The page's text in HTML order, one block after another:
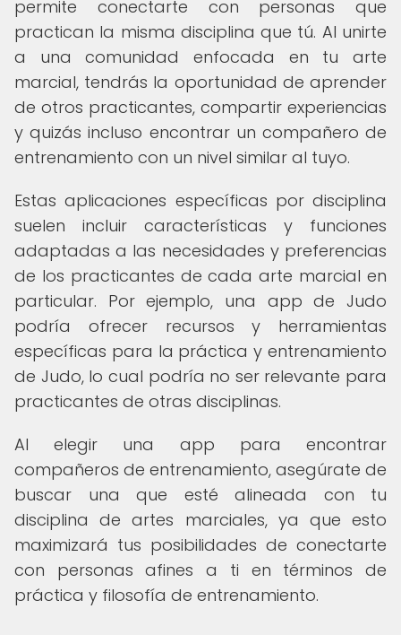
permite conectarte con personas que
practican la misma disciplina que tú. Al unirte
a una comunidad enfocada en tu arte
marcial, tendrás la oportunidad de aprender
de otros practicantes, compartir experiencias
y quizás incluso encontrar un compañero de
entrenamiento con un nivel similar al tuyo.
Estas aplicaciones específicas por disciplina
suelen incluir características y funciones
adaptadas a las necesidades y preferencias
de los practicantes de cada arte marcial en
particular. Por ejemplo, una app de Judo
podría ofrecer recursos y herramientas
específicas para la práctica y entrenamiento
de Judo, lo cual podría no ser relevante para
practicantes de otras disciplinas.
Al elegir una app para encontrar
compañeros de entrenamiento, asegúrate de
buscar una que esté alineada con tu
disciplina de artes marciales, ya que esto
maximizará tus posibilidades de conectarte
con personas afines a ti en términos de
práctica y filosofía de entrenamiento.